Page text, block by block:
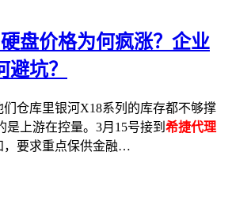
盘价格为何疯涨？企业
坑？
们仓库里银河X18系列的库存都不够撑
是上游在控量。3月15号接到 希捷代理
，要求重点保供金融…